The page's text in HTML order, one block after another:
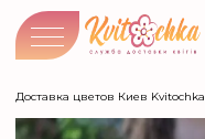
Доставка цветов Киев Kvitochka